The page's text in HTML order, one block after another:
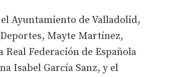
Ayuntamiento de Valladolid,
Mayte Martínez,
Federación de Española
Isabel García Sanz, y el